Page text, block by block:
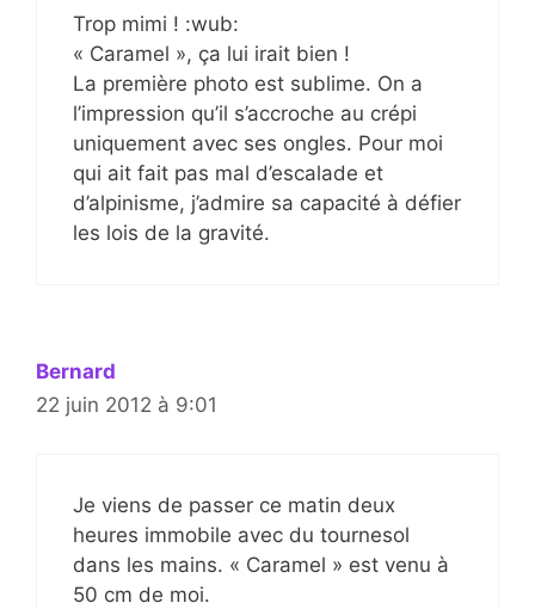
Trop mimi ! :wub:
« Caramel », ça lui irait bien !
La première photo est sublime. On a
l’impression qu’il s’accroche au crépi
uniquement avec ses ongles. Pour moi
qui ait fait pas mal d’escalade et
d’alpinisme, j’admire sa capacité à défier
les lois de la gravité.
Bernard
22 juin 2012 à 9:01
Je viens de passer ce matin deux
heures immobile avec du tournesol
dans les mains. « Caramel » est venu à
50 cm de moi.